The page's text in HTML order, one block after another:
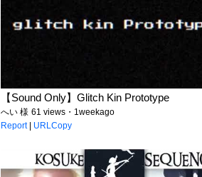
【Sound Only】Glitch Kin Prototype
へい 様 61 views・1weekago
Report| URLCopy